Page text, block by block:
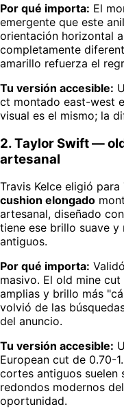
Por qué importa: El
emergente que este
orientación horizontal
completamente
amarillo refuerza el
Tu versión accesible:
ct montado east-west
visual es el mismo; la
2. Taylor Swift —
artesanal
Travis Kelce eligió
cushion elongado
artesanal, diseñado
tiene ese brillo suave
antiguos.
Por qué importa:
masivo. El old mine
amplias y brillo más
volvió de las
del anuncio.
Tu versión accesible:
European cut de 0.70-
cortes antiguos suelen
redondos modernos
oportunidad.